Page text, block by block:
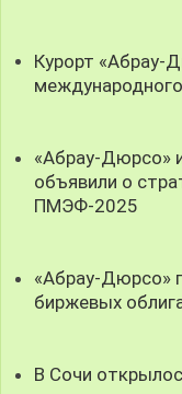
Курорт «Абрау-
«Абрау-Дюрсо»
объявили о
ПМЭФ-2025
«Абрау-Дюрсо»
биржевых
В Сочи